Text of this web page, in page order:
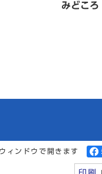
みどころ
ィンドウで開きます